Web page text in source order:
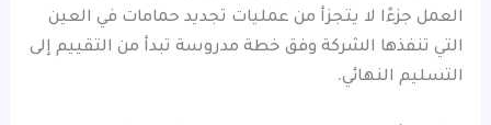
العمل جزءًا لا يتجزأ من عمليات تجديد حمامات في العين
التي تنفذها الشركة وفق خطة مدروسة تبدأ من التقييم إلى
التسليم النهائي.